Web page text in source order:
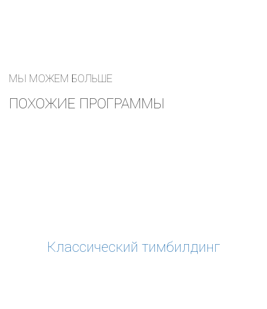
МЫ МОЖЕМ БОЛЬШЕ
ПОХОЖИЕ ПРОГРАММЫ
Классический тимбилдинг